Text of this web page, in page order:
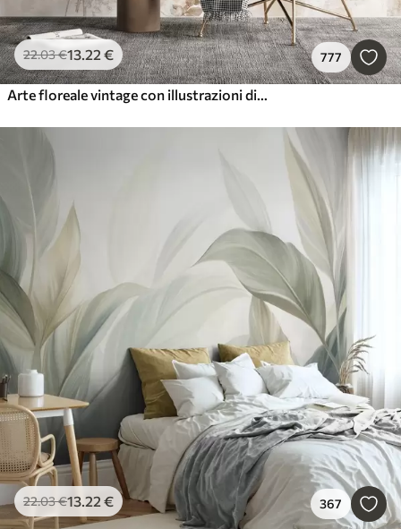
22.03€13.22 € 777
Arte floreale vintage con illustrazioni di fiori e foglie delicati in stile disegno, morbidi toni pastello beige e seppia
22.03€13.22 € 367